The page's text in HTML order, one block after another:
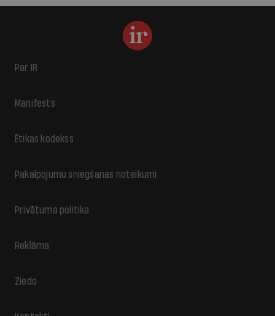
Par IR
Manifests
Ētikas kodekss
Pakalpojumu sniegšanas noteikumi
Privātuma politika
Reklāma
Ziedo